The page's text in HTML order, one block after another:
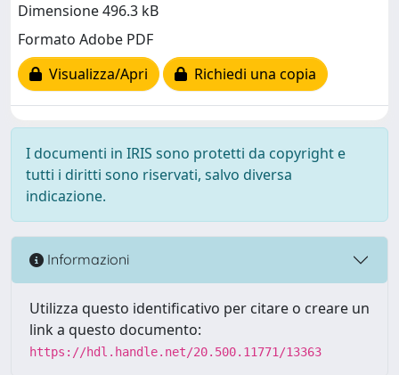
Dimensione 496.3 kB
Formato Adobe PDF
Visualizza/Apri
Richiedi una copia
I documenti in IRIS sono protetti da copyright e
tutti i diritti sono riservati, salvo diversa
indicazione.
Informazioni
Utilizza questo identificativo per citare o creare un
link a questo documento:
https://hdl.handle.net/20.500.11771/13363